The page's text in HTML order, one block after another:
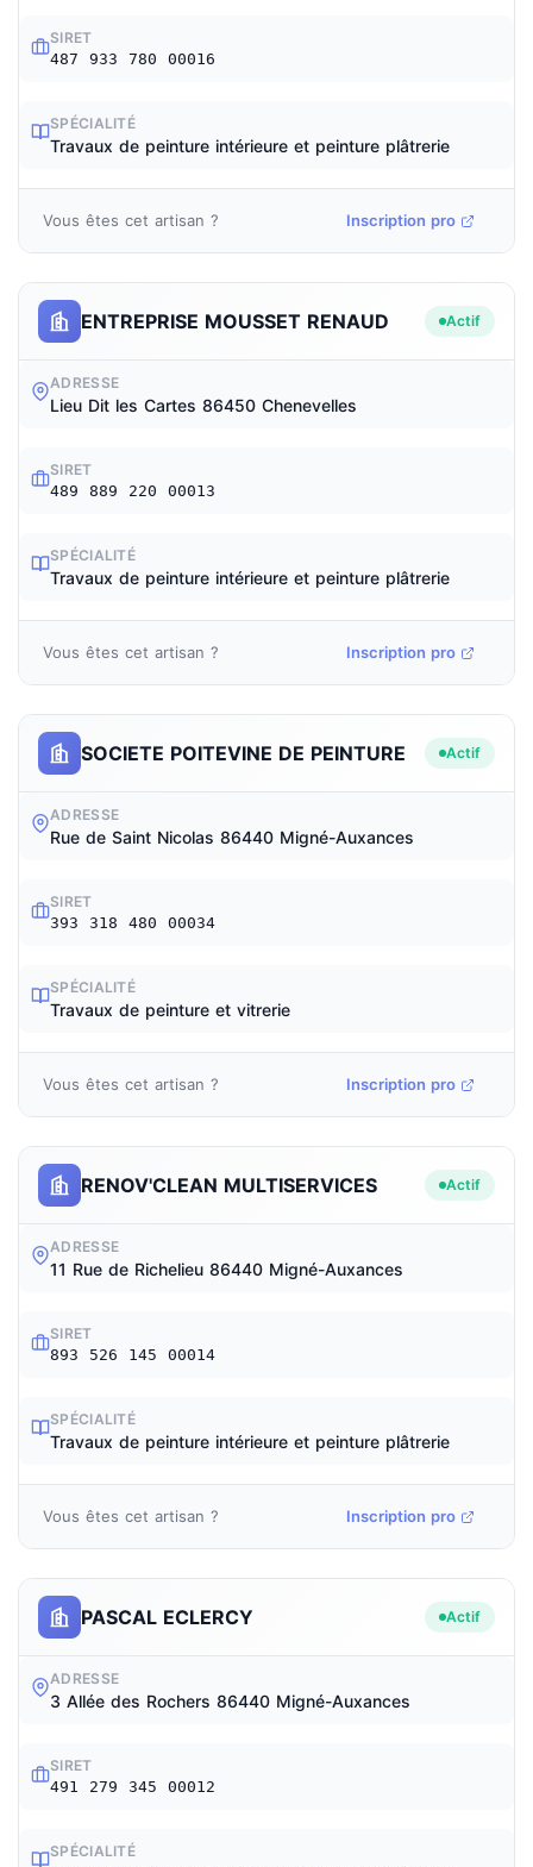
SIRET
487 933 780 00016
SPÉCIALITÉ
Travaux de peinture intérieure et peinture plâtrerie
Vous êtes cet artisan ? Inscription pro
ENTREPRISE MOUSSET RENAUD Actif
ADRESSE
Lieu Dit les Cartes 86450 Chenevelles
SIRET
489 889 220 00013
SPÉCIALITÉ
Travaux de peinture intérieure et peinture plâtrerie
Vous êtes cet artisan ? Inscription pro
SOCIETE POITEVINE DE PEINTURE Actif
ADRESSE
Rue de Saint Nicolas 86440 Migné-Auxances
SIRET
393 318 480 00034
SPÉCIALITÉ
Travaux de peinture et vitrerie
Vous êtes cet artisan ? Inscription pro
RENOV'CLEAN MULTISERVICES Actif
ADRESSE
11 Rue de Richelieu 86440 Migné-Auxances
SIRET
893 526 145 00014
SPÉCIALITÉ
Travaux de peinture intérieure et peinture plâtrerie
Vous êtes cet artisan ? Inscription pro
PASCAL ECLERCY Actif
ADRESSE
3 Allée des Rochers 86440 Migné-Auxances
SIRET
491 279 345 00012
SPÉCIALITÉ